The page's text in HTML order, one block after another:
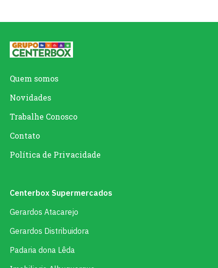
Quem somos
Novidades
Trabalhe Conosco
Contato
Política de Privacidade
Centerbox Supermercados
Gerardos Atacarejo
Gerardos Distribuidora
Padaria dona Lêda